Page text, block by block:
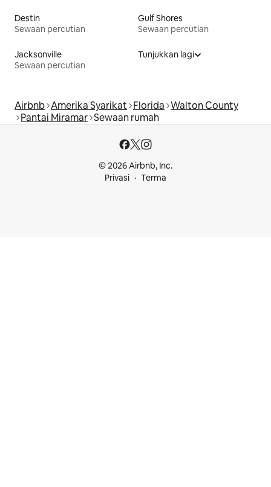
Destin
Sewaan percutian
Gulf Shores
Sewaan percutian
Jacksonville
Sewaan percutian
Tunjukkan lagi
Airbnb Amerika Syarikat Florida Walton County
Pantai Miramar Sewaan rumah
© 2026 Airbnb, Inc.
Privasi
Terma